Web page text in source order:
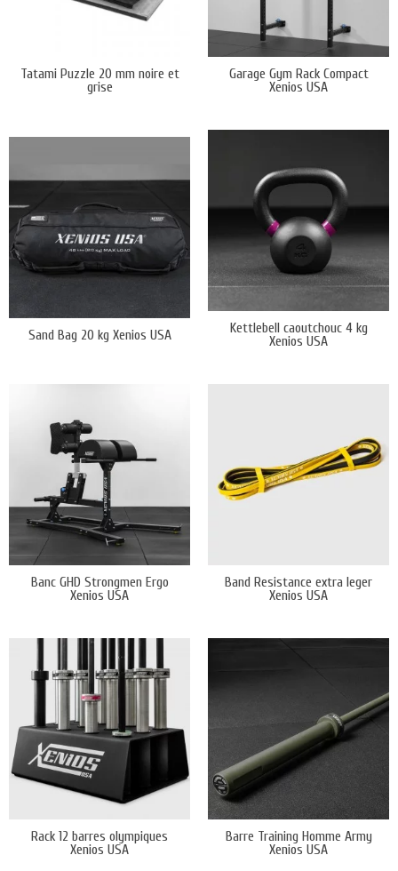
Tatami Puzzle 20 mm noire et
grise
Garage Gym Rack Compact
Xenios USA
Sand Bag 20 kg Xenios USA
Kettlebell caoutchouc 4 kg
Xenios USA
Banc GHD Strongmen Ergo
Xenios USA
Band Resistance extra leger
Xenios USA
Rack 12 barres olympiques
Xenios USA
Barre Training Homme Army
Xenios USA